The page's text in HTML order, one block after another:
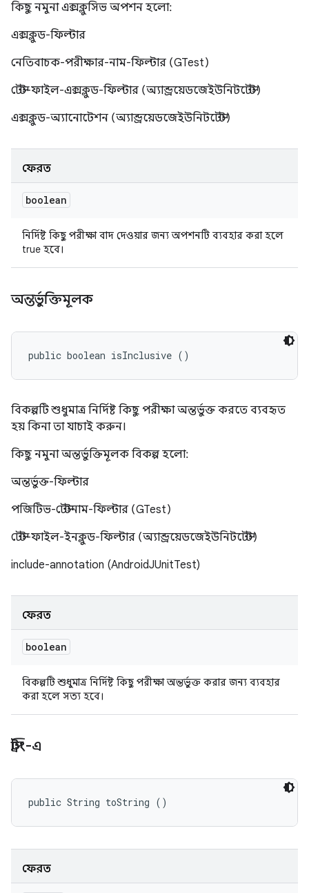
কিছু নমুনা এক্সক্লুসিভ অপশন হলো:
এক্সক্লুড-ফিল্টার
নেতিবাচক-পরীক্ষার-নাম-ফিল্টার (GTest)
টেস্ট-ফাইল-এক্সক্লুড-ফিল্টার (অ্যান্ড্রয়েডজেইউনিটটেস্ট)
এক্সক্লুড-অ্যানোটেশন (অ্যান্ড্রয়েডজেইউনিটটেস্ট)
ফেরত
boolean
নির্দিষ্ট কিছু পরীক্ষা বাদ দেওয়ার জন্য অপশনটি ব্যবহার করা হলে
true হবে।
অন্তর্ভুক্তিমূলক
public boolean isInclusive ()
বিকল্পটি শুধুমাত্র নির্দিষ্ট কিছু পরীক্ষা অন্তর্ভুক্ত করতে ব্যবহৃত
হয় কিনা তা যাচাই করুন।
কিছু নমুনা অন্তর্ভুক্তিমূলক বিকল্প হলো:
অন্তর্ভুক্ত-ফিল্টার
পজিটিভ-টেস্টনাম-ফিল্টার (GTest)
টেস্ট-ফাইল-ইনক্লুড-ফিল্টার (অ্যান্ড্রয়েডজেইউনিটটেস্ট)
include-annotation (AndroidJUnitTest)
ফেরত
boolean
বিকল্পটি শুধুমাত্র নির্দিষ্ট কিছু পরীক্ষা অন্তর্ভুক্ত করার জন্য ব্যবহার
করা হলে সত্য হবে।
স্ট্রিং-এ
public String toString ()
ফেরত